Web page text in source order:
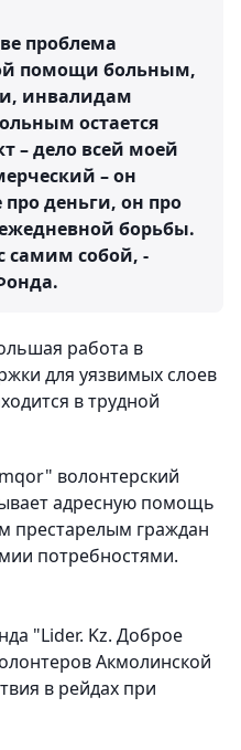
проблема
помощи больным,
инвалидам
остается
– дело всей моей
– он
деньги, он про
борьбы.
самим собой, -
работа в
для уязвимых слоев
в трудной
волонтерский
адресную помощь
престарелым граждан
потребностями.
"Lider. Kz. Доброе
Акмолинской
в рейдах при